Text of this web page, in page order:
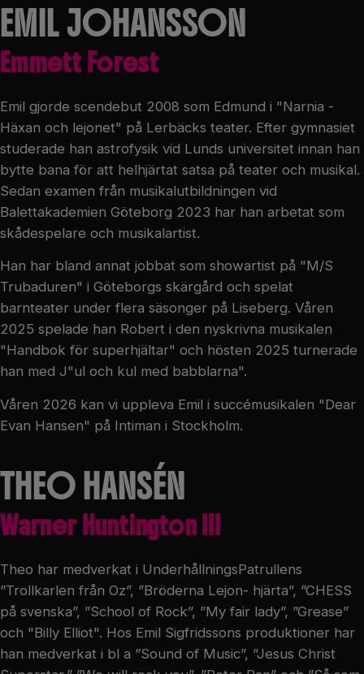
EMIL JOHANSSON
Emmett Forest
Emil gjorde scendebut 2008 som Edmund i "Narnia -
Häxan och lejonet" på Lerbäcks teater. Efter gymnasiet
studerade han astrofysik vid Lunds universitet innan han
bytte bana för att helhjärtat satsa på teater och musikal.
Sedan examen från musikalutbildningen vid
Balettakademien Göteborg 2023 har han arbetat som
skådespelare och musikalartist.
Han har bland annat jobbat som showartist på "M/S
Trubaduren" i Göteborgs skärgård och spelat
barnteater under flera säsonger på Liseberg. Våren
2025 spelade han Robert i den nyskrivna musikalen
"Handbok för superhjältar" och hösten 2025 turnerade
han med J"ul och kul med babblarna".
Våren 2026 kan vi uppleva Emil i succémusikalen "Dear
Evan Hansen" på Intiman i Stockholm.
THEO HANSÉN
Warner Huntington III
Theo har medverkat i UnderhållningsPatrullens
”Trollkarlen från Oz”, ”Bröderna Lejon- hjärta”, ”CHESS
på svenska”, ”School of Rock”, ”My fair lady”, ”Grease”
och "Billy Elliot". Hos Emil Sigfridssons produktioner har
han medverkat i bl a ”Sound of Music”, ”Jesus Christ